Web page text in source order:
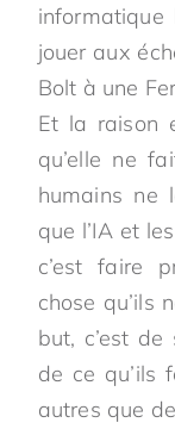
informatique
jouer aux
Bolt à une
Et la raison
qu’elle ne
humains ne
que l’IA et
c’est faire
chose qu’ils
but, c’est
de ce qu’ils
autres que